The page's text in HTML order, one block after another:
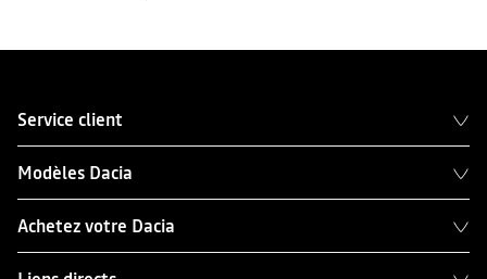
Service client
Modèles Dacia
Achetez votre Dacia